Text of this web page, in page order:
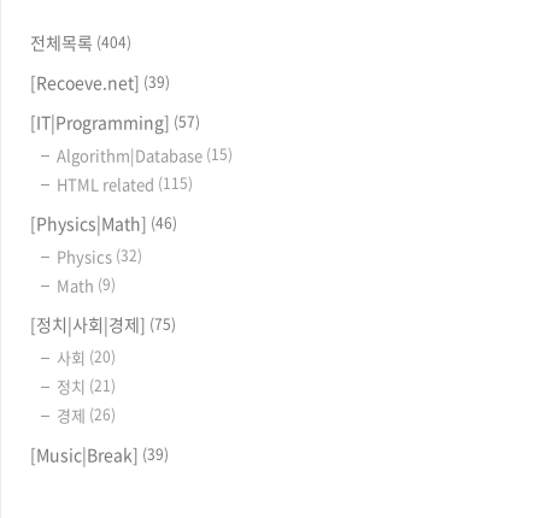
전체목록 (404)
[Recoeve.net] (39)
[IT|Programming] (57)
Algorithm|Database (15)
HTML related (115)
[Physics|Math] (46)
Physics (32)
Math (9)
[정치|사회|경제] (75)
사회 (20)
정치 (21)
경제 (26)
[Music|Break] (39)